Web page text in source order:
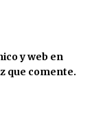
y web en
que comente.